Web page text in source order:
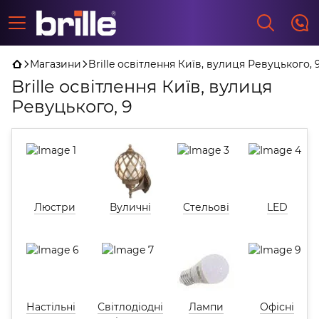
Магазини Brille освітлення Київ, вулиця Ревуцького,
Brille освітлення Київ, вулиця
Ревуцького, 9
Люстри Вуличні Стельові LED
Настільні
Світлодіодні
Лампи Офісні